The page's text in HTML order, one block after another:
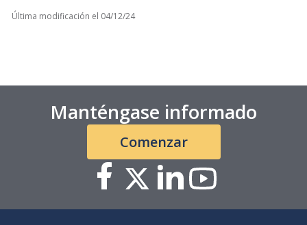
Última modificación el 04/12/24
Manténgase informado
Comenzar